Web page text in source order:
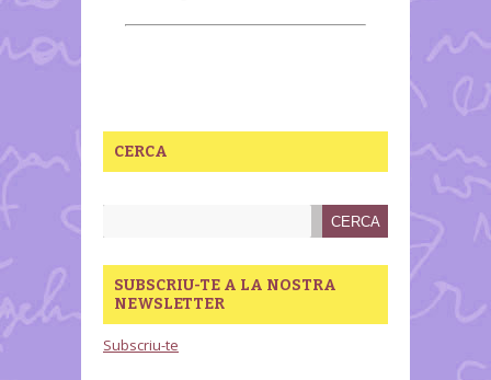
CERCA
SUBSCRIU-TE A LA NOSTRA
NEWSLETTER
Subscriu-te